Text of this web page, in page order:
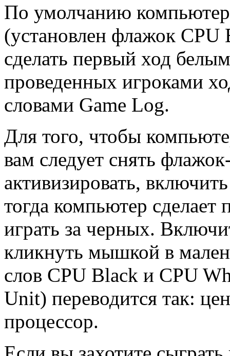
По умолчанию
(установлен флажок
сделать первый ход
проведенных игроками
словами Game Log.
Для того, чтобы
вам следует снять
активизировать,
тогда компьютер
играть за черных.
кликнуть мышкой в
слов CPU Black и CPU
Unit) переводится так:
процессор.